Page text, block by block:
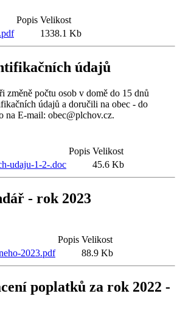
Popis Velikost
1338.1 Kb
údajů
změně počtu osob v domě do 15 dnů
údajů a doručili na obec - do
na E-mail: obec@plchov.cz.
Popis Velikost
udaju-1-2-.doc
45.6 Kb
- rok 2023
Popis Velikost
2023.pdf
88.9 Kb
poplatků za rok 2022 -